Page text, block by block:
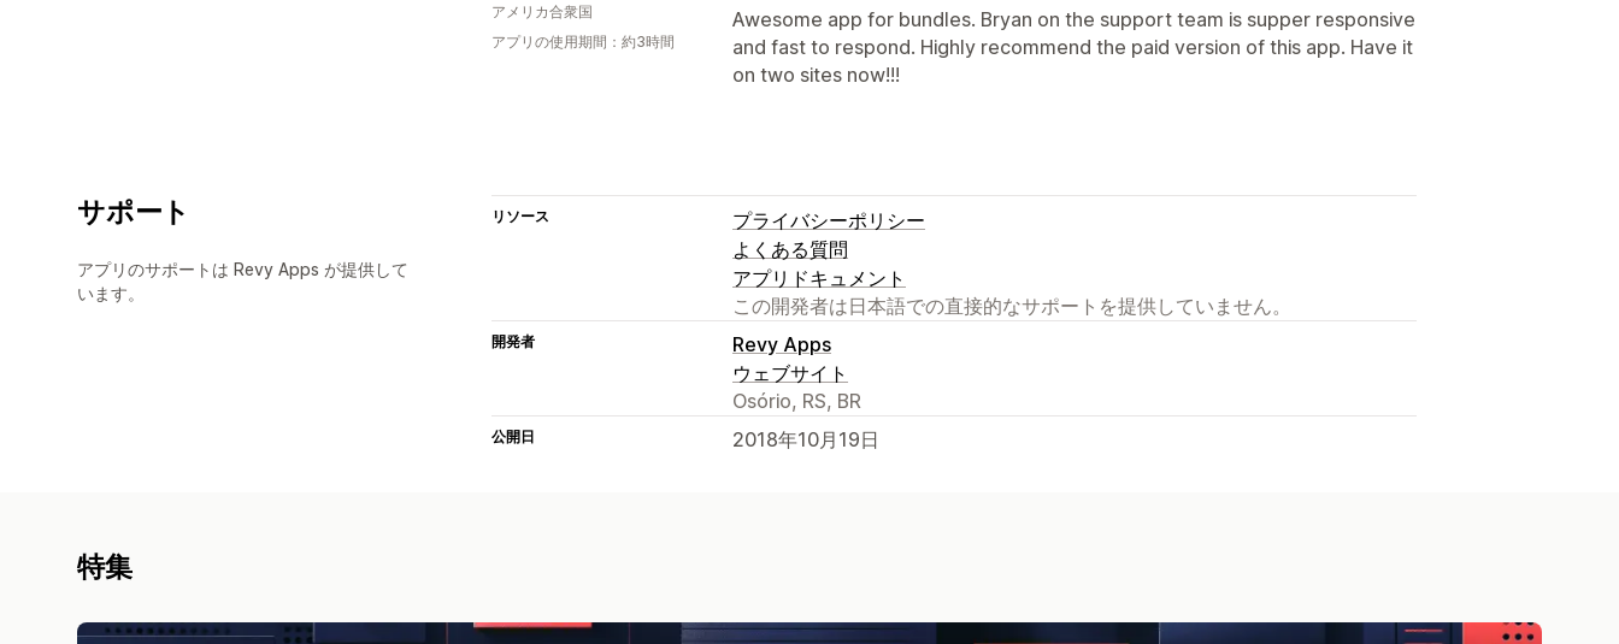
Awesome app for bundles. Bryan on the support team is supper responsive
and fast to respond. Highly recommend the paid version of this app. Have it
on two sites now!!!
アメリカ合衆国
アプリの使用期間：約3時間
サポート
アプリのサポートは Revy Apps が提供して
います。
リソース
プライバシーポリシー
よくある質問
アプリドキュメント
この開発者は日本語での直接的なサポートを提供していません。
開発者
Revy Apps
ウェブサイト
Osório, RS, BR
公開日 2018年10月19日
特集